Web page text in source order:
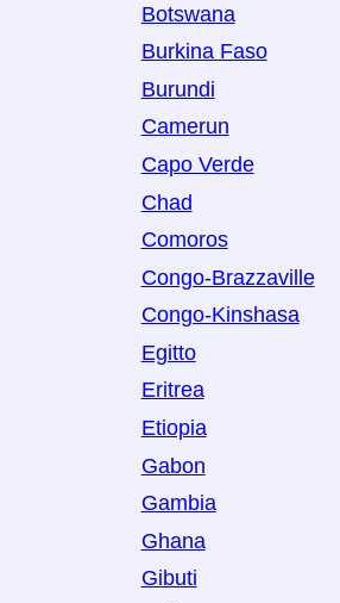
Botswana
Burkina Faso
Burundi
Camerun
Capo Verde
Chad
Comoros
Congo-Brazzaville
Congo-Kinshasa
Egitto
Eritrea
Etiopia
Gabon
Gambia
Ghana
Gibuti